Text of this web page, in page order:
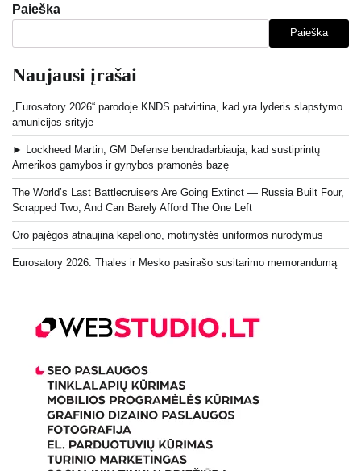
Paieška
Paieška
Naujausi įrašai
„Eurosatory 2026“ parodoje KNDS patvirtina, kad yra lyderis slapstymo
amunicijos srityje
► Lockheed Martin, GM Defense bendradarbiauja, kad sustiprintų
Amerikos gamybos ir gynybos pramonės bazę
The World’s Last Battlecruisers Are Going Extinct — Russia Built Four,
Scrapped Two, And Can Barely Afford The One Left
Oro pajėgos atnaujina kapeliono, motinystės uniformos nurodymus
Eurosatory 2026: Thales ir Mesko pasirašo susitarimo memorandumą